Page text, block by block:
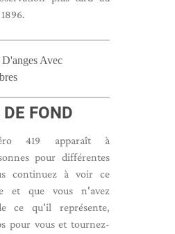
D'anges Avec
FOND
419 apparaît à
pour différentes
continuez à voir ce
et que vous n'avez
ce qu'il représente,
pour vous et tournez-